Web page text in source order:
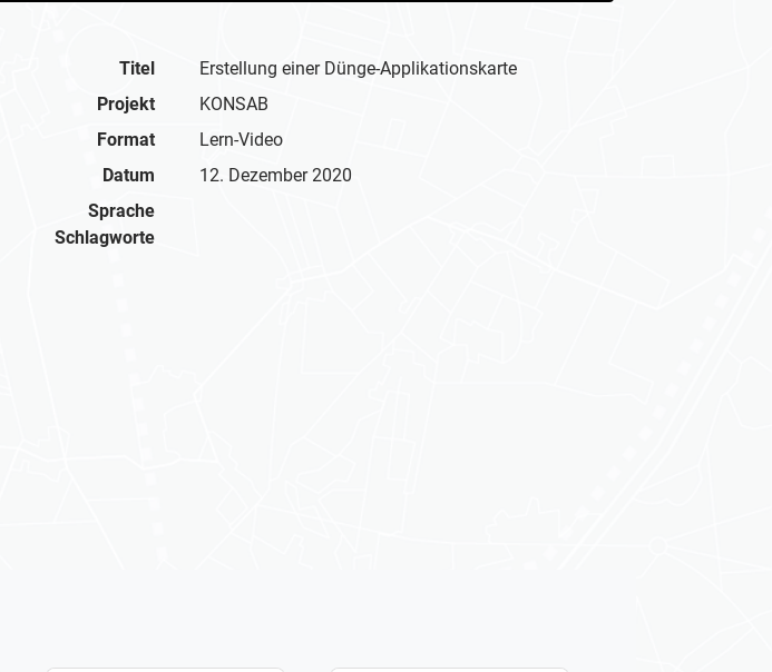
Titel
Erstellung einer Dünge-Applikationskarte
Projekt
KONSAB
Format
Lern-Video
Datum
12. Dezember 2020
Sprache
Schlagworte